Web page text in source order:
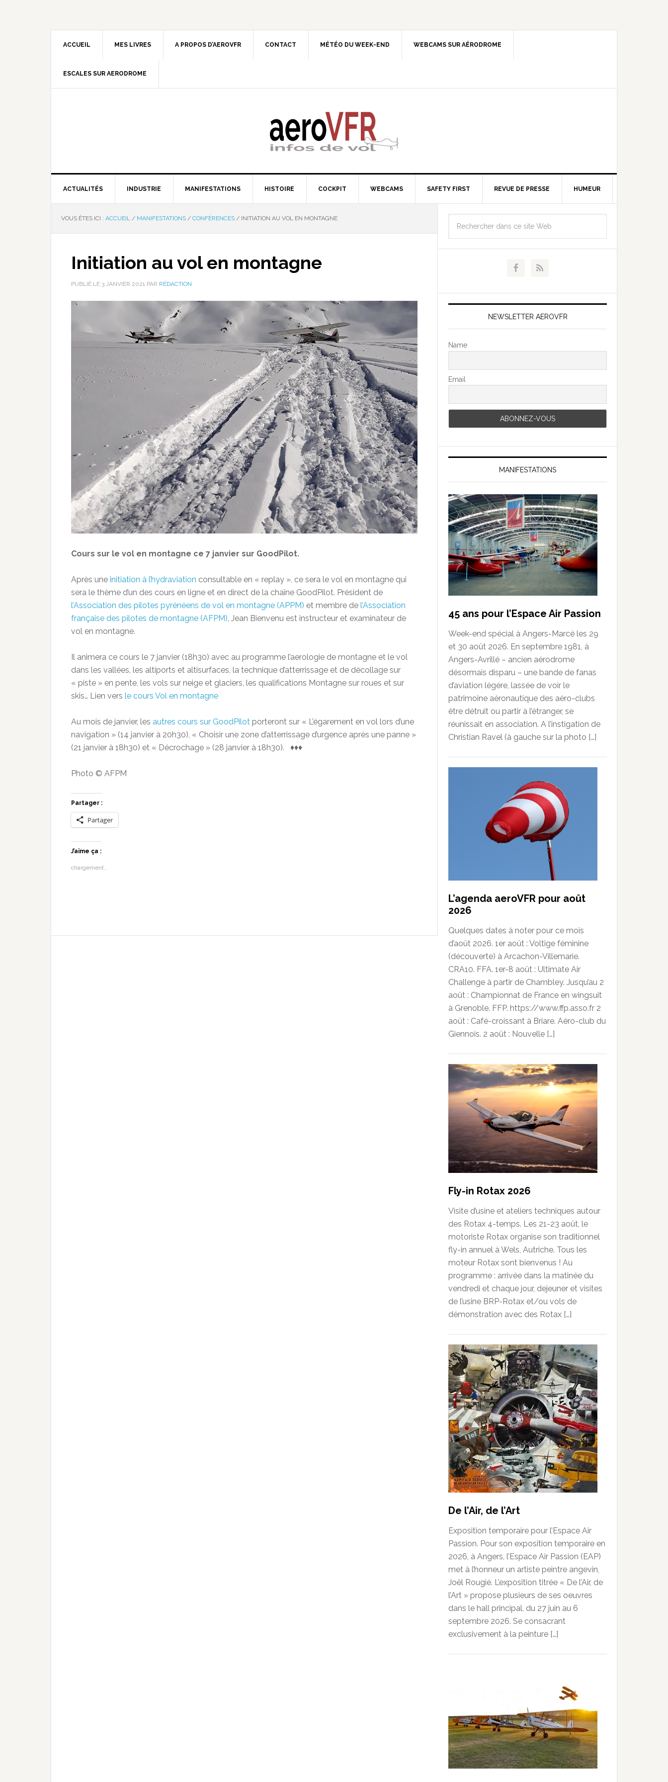
ACCUEIL MES LIVRES A PROPOS D’AEROVFR CONTACT MÉTÉO DU WEEK-END WEBCAMS SUR AÉRODROME
ESCALES SUR AERODROME
ACTUALITÉS INDUSTRIE MANIFESTATIONS HISTOIRE COCKPIT WEBCAMS SAFETY FIRST REVUE DE PRESSE HUMEUR
VOUS ÊTES ICI : ACCUEIL / MANIFESTATIONS / CONFÉRENCES / INITIATION AU VOL EN MONTAGNE
Initiation au vol en montagne
PUBLIÉ LE 3 JANVIER 2021 PAR RÉDACTION
Cours sur le vol en montagne ce 7 janvier sur GoodPilot.
Après une initiation à l’hydraviation consultable en « replay », ce sera le vol en montagne qui
sera le thème d’un des cours en ligne et en direct de la chaîne GoodPilot. Président de
l’Association des pilotes pyrénéens de vol en montagne (APPM) et membre de l’Association
française des pilotes de montagne (AFPM), Jean Bienvenu est instructeur et examinateur de
vol en montagne.
Il animera ce cours le 7 janvier (18h30) avec au programme l’aerologie de montagne et le vol
dans les vallées, les altiports et altisurfaces, la technique d’atterrissage et de décollage sur
« piste » en pente, les vols sur neige et glaciers, les qualifications Montagne sur roues et sur
skis… Lien vers le cours Vol en montagne
Au mois de janvier, les autres cours sur GoodPilot porteront sur « L’égarement en vol lors d’une
navigation » (14 janvier à 20h30), « Choisir une zone d’atterrissage d’urgence après une panne »
(21 janvier à 18h30) et « Décrochage » (28 janvier à 18h30). ♦♦♦
Photo © AFPM
Partager :
Partager
J’aime ça :
chargement…
NEWSLETTER AEROVFR
Name
Email
MANIFESTATIONS
45 ans pour l’Espace Air Passion
Week-end spécial à Angers-Marcé les 29
et 30 août 2026. En septembre 1981, à
Angers-Avrillé – ancien aérodrome
désormais disparu – une bande de fanas
d’aviation légère, lassée de voir le
patrimoine aéronautique des aéro-clubs
être détruit ou partir à l’étranger, se
réunissait en association. A l’instigation de
Christian Ravel (à gauche sur la photo […]
L’agenda aeroVFR pour août
2026
Quelques dates à noter pour ce mois
d’août 2026. 1er août : Voltige féminine
(découverte) à Arcachon-Villemarie.
CRA10. FFA. 1er-8 août : Ultimate Air
Challenge à partir de Chambley. Jusqu’au 2
août : Championnat de France en wingsuit
à Grenoble. FFP. https://www.ffp.asso.fr 2
août : Café-croissant à Briare. Aéro-club du
Giennois. 2 août : Nouvelle […]
Fly-in Rotax 2026
Visite d’usine et ateliers techniques autour
des Rotax 4-temps. Les 21-23 août, le
motoriste Rotax organise son traditionnel
fly-in annuel à Wels, Autriche. Tous les
moteur Rotax sont bienvenus ! Au
programme : arrivée dans la matinée du
vendredi et chaque jour, dejeuner et visites
de l’usine BRP-Rotax et/ou vols de
démonstration avec des Rotax […]
De l’Air, de l’Art
Exposition temporaire pour l’Espace Air
Passion. Pour son exposition temporaire en
2026, à Angers, l’Espace Air Passion (EAP)
met à l’honneur un artiste peintre angevin,
Joël Rougié. L’exposition titrée « De l’Air, de
l’Art » propose plusieurs de ses oeuvres
dans le hall principal, du 27 juin au 6
septembre 2026. Se consacrant
exclusivement à la peinture […]